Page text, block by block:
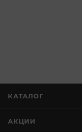
КАТАЛОГ
АКЦИИ